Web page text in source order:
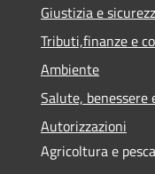
Giustizia e
Tributi,finanze e
Ambiente
Salute, benessere
Autorizzazioni
Agricoltura e pesca